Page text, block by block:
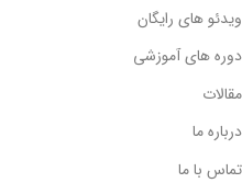
ویدئو های رایگان
دوره های آموزشی
مقالات
درباره ما
تماس با ما